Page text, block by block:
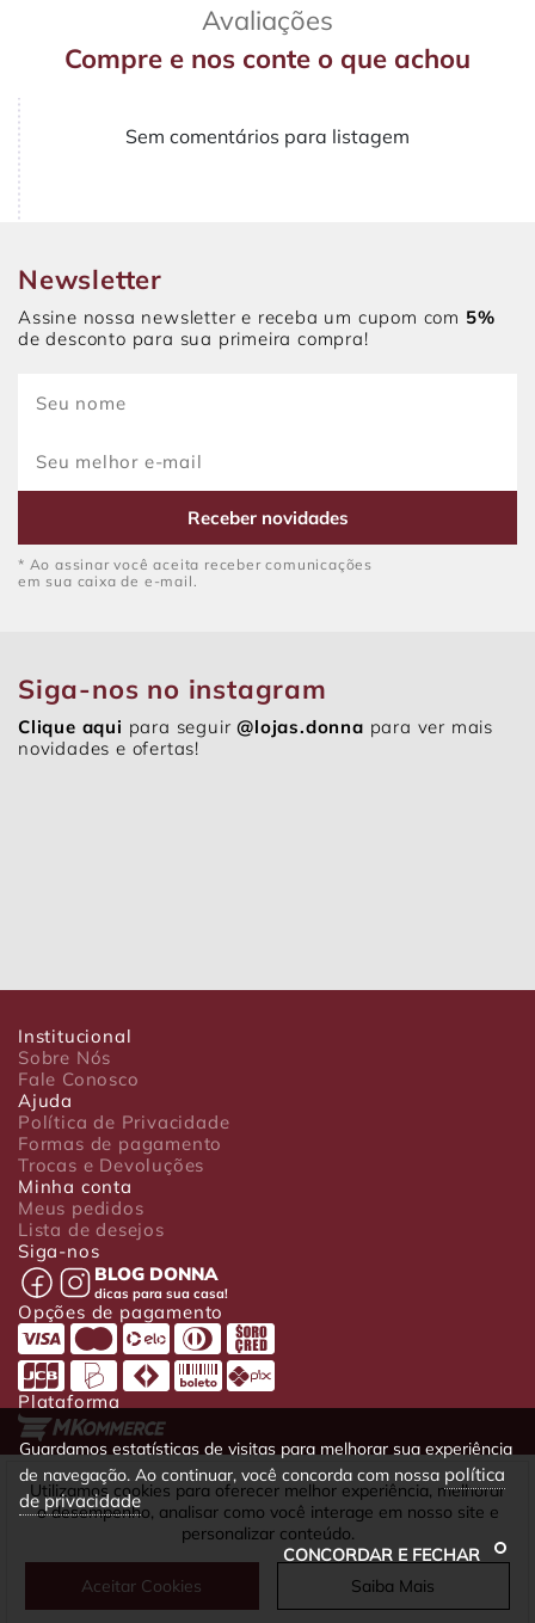
Avaliações
Compre e nos conte o que achou
Sem comentários para listagem
Newsletter
Assine nossa newsletter e receba um cupom com 5%
de desconto para sua primeira compra!
Receber novidades
* Ao assinar você aceita receber comunicações
em sua caixa de e-mail.
Siga-nos no instagram
Clique aqui para seguir@lojas.donna para ver mais
novidades e ofertas!
Institucional
Sobre Nós
Fale Conosco
Ajuda
Política de Privacidade
Formas de pagamento
Trocas e Devoluções
Minha conta
Meus pedidos
Lista de desejos
Siga-nos
BLOG DONNA
dicas para sua casa!
Opções de pagamento
Plataforma
Luxo Comércio de Presentes Ltda. Av. João Gualberto, 1758 - CEP
80030-001 - Curitiba - PR
CNPJ: 22.245.892/0001-23 - Inscrição Estadual 90699488-79 -
Utilizamos cookies para oferecer melhor experiência, melhorar
o desempenho, analisar como você interage em nosso site e
personalizar conteúdo.
Aceitar Cookies Saiba Mais
Guardamos estatísticas de visitas para melhorar sua experiência
de navegação. Ao continuar, você concorda com nossa política
de privacidade
CONCORDAR E FECHAR